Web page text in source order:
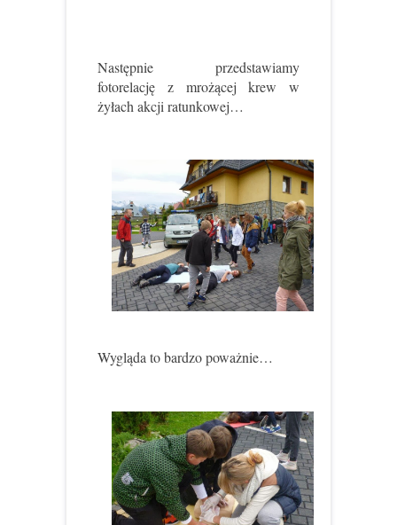
Następnie przedstawiamy
fotorelację z mrożącej krew w
żyłach akcji ratunkowej…
Wygląda to bardzo poważnie…